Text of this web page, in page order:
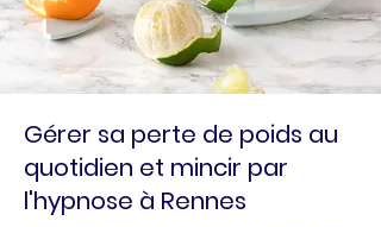
Gérer sa perte de poids au
quotidien et mincir par
l'hypnose à Rennes